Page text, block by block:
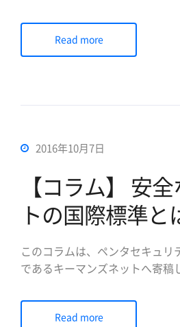
ティに関するものを解説いたし
る前に、「ハッカーは大手企業
トにしている」という固定観念
Read more
2016年10月7日
【コラム】 安
トの国際標準と
このコラムは、ペンタセキュリ
であるキーマンズネットへ寄稿
キュリティに関するものを解説
eb全盛期時代、セキュリティは
Read more